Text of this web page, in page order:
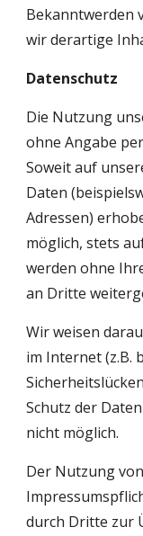
Bekanntwerden
wir derartige
Datenschutz
Die Nutzung
ohne Angabe
Soweit auf
Daten
Adressen)
möglich, stets
werden ohne
an Dritte
Wir weisen
im Internet (z.B.
Schutz der
nicht möglich.
Der Nutzung
durch Dritte zur